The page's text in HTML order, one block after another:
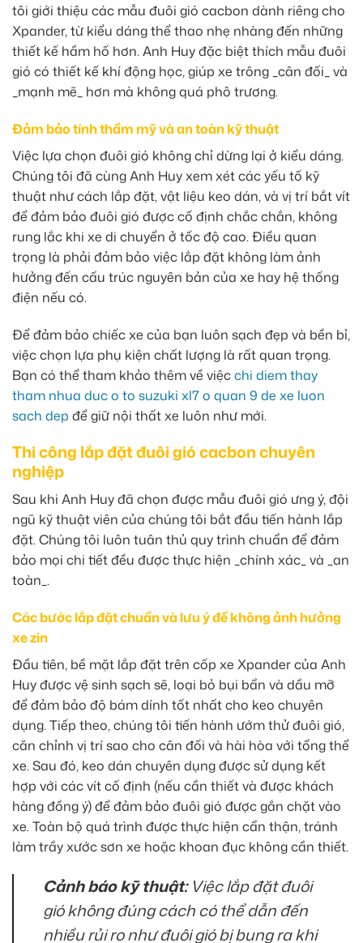
tôi giới thiệu các mẫu đuôi gió cacbon dành riêng cho
Xpander, từ kiểu dáng thể thao nhẹ nhàng đến những
thiết kế hầm hố hơn. Anh Huy đặc biệt thích mẫu đuôi
gió có thiết kế khí động học, giúp xe trông _cân đối_ và
_mạnh mẽ_ hơn mà không quá phô trương.
Đảm bảo tính thẩm mỹ và an toàn kỹ thuật
Việc lựa chọn đuôi gió không chỉ dừng lại ở kiểu dáng.
Chúng tôi đã cùng Anh Huy xem xét các yếu tố kỹ
thuật như cách lắp đặt, vật liệu keo dán, và vị trí bắt vít
để đảm bảo đuôi gió được cố định chắc chắn, không
rung lắc khi xe di chuyển ở tốc độ cao. Điều quan
trọng là phải đảm bảo việc lắp đặt không làm ảnh
hưởng đến cấu trúc nguyên bản của xe hay hệ thống
điện nếu có.
Để đảm bảo chiếc xe của bạn luôn sạch đẹp và bền bỉ,
việc chọn lựa phụ kiện chất lượng là rất quan trọng.
Bạn có thể tham khảo thêm về việcchi diem thay
tham nhua duc o to suzuki xl7 o quan 9 de xe luon
sach dep để giữ nội thất xe luôn như mới.
Thi công lắp đặt đuôi gió cacbon chuyên
nghiệp
Sau khi Anh Huy đã chọn được mẫu đuôi gió ưng ý, đội
ngũ kỹ thuật viên của chúng tôi bắt đầu tiến hành lắp
đặt. Chúng tôi luôn tuân thủ quy trình chuẩn để đảm
bảo mọi chi tiết đều được thực hiện _chính xác_ và _an
toàn_.
Các bước lắp đặt chuẩn và lưu ý để không ảnh hưởng
xe zin
Đầu tiên, bề mặt lắp đặt trên cốp xe Xpander của Anh
Huy được vệ sinh sạch sẽ, loại bỏ bụi bẩn và dầu mỡ
để đảm bảo độ bám dính tốt nhất cho keo chuyên
dụng. Tiếp theo, chúng tôi tiến hành ướm thử đuôi gió,
căn chỉnh vị trí sao cho cân đối và hài hòa với tổng thể
xe. Sau đó, keo dán chuyên dụng được sử dụng kết
hợp với các vít cố định (nếu cần thiết và được khách
hàng đồng ý) để đảm bảo đuôi gió được gắn chặt vào
xe. Toàn bộ quá trình được thực hiện cẩn thận, tránh
làm trầy xước sơn xe hoặc khoan đục không cần thiết.
Cảnh báo kỹ thuật:Việc lắp đặt đuôi
gió không đúng cách có thể dẫn đến
nhiều rủi ro như đuôi gió bị bung ra khi